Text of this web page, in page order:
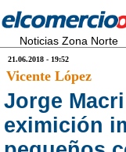
Noticias Zona Norte
21.06.2018 - 19:52
Vicente López
Jorge
eximición